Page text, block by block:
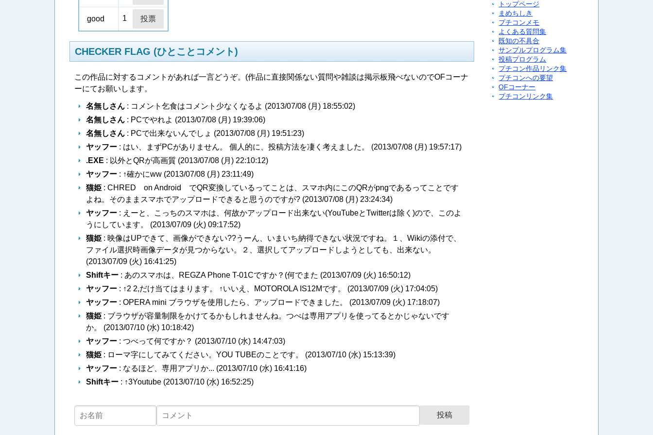
good 1
CHECKER FLAG (ひとことコメント)
この作品に対するコメントがあれば一言どうぞ。(作品に直接関係ない質問や雑談は掲示板飛べないのでOFコーナ
ーにてお願いします。
名無しさん : コメント乞食はコメント少なくなるよ (2013/07/08 (月) 18:55:02)
名無しさん : PCでやれよ (2013/07/08 (月) 19:39:06)
名無しさん : PCで出来ないんでしょ (2013/07/08 (月) 19:51:23)
ヤッフー : はい、まずPCがありません。 個人的に、投稿方法を凄く考えました。 (2013/07/08 (月) 19:57:17)
.EXE : 以外とQRが高画質 (2013/07/08 (月) 22:10:12)
ヤッフー : ↑確かにww (2013/07/08 (月) 23:11:49)
猫姫 : CHRED on Android でQR変換しているってことは、スマホ内にこのQRがpngであるってことです
よね。そのままスマホでアップロードできると思うのですが? (2013/07/08 (月) 23:24:34)
ヤッフー : えーと、こっちのスマホは、何故かアップロード出来ない(YouTubeとTwitterは除く)ので、このよ
うにしています。 (2013/07/09 (火) 09:17:52)
猫姫 : 映像はUPできて、画像ができない??うーん、いまいち納得できない状況ですね。１、Wikiの添付で、
ファイル選択時画像データが見つからない。２、選択してアップロードしようとしても、出来ない。
(2013/07/09 (火) 16:41:25)
Shiftキー : あのスマホは、REGZA Phone T-01Cですか？(何でまた (2013/07/09 (火) 16:50:12)
ヤッフー : ↑2 2,だけ当てはまります。 ↑いいえ、MOTOROLA IS12Mです。 (2013/07/09 (火) 17:04:05)
ヤッフー : OPERA mini ブラウザを使用したら、アップロードできました。 (2013/07/09 (火) 17:18:07)
猫姫 : ブラウザが容量制限をかけてるかもしれませんね。つべは専用アプリを使ってるとかじゃないです
か。 (2013/07/10 (水) 10:18:42)
ヤッフー : つべって何ですか？ (2013/07/10 (水) 14:47:03)
猫姫 : ローマ字にしてみてください。YOU TUBEのことです。 (2013/07/10 (水) 15:13:39)
ヤッフー : なるほど、専用アプリか... (2013/07/10 (水) 16:41:16)
Shiftキー : ↑3Youtube (2013/07/10 (水) 16:52:25)
トップページ
まめちしき
プチコンメモ
よくある質問集
既知の不具合
サンプルプログラム集
投稿プログラム
プチコン作品リンク集
プチコンへの要望
OFコーナー
プチコンリンク集